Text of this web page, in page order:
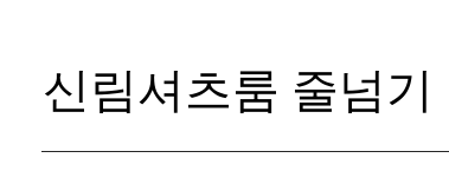
신림셔츠룸 줄넘기